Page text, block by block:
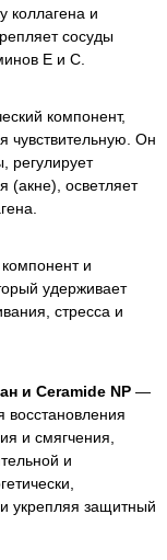
коллагена и
сосуды
E и C.
компонент,
чувствительную. Он
регулирует
(акне), осветляет
и
удерживает
стресса и
и Ceramide NP —
и смягчения,
и
укрепляя защитный